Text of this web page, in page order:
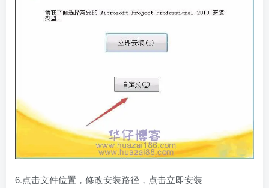
6.点击文件位置，修改安装路径，点击立即安装